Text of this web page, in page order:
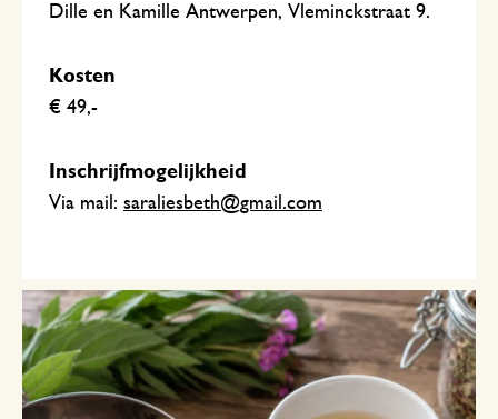
Dille en Kamille Antwerpen, Vleminckstraat 9.
Kosten
€ 49,-
Inschrijfmogelijkheid
Via mail: saraliesbeth@gmail.com